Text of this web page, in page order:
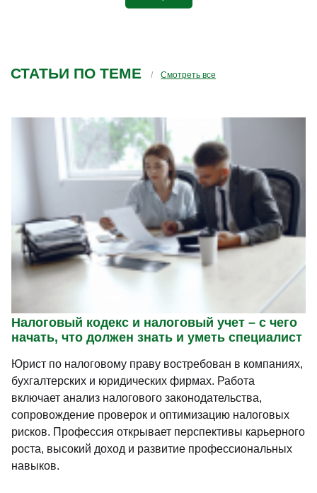
пределами специализации, то вы уж
было понятнее на примере)
СТАТЬИ ПО ТЕМЕ Смотреть все
Налоговый кодекс и налоговый учет – с чего
начать, что должен знать и уметь специалист
Юрист по налоговому праву востребован в компаниях,
бухгалтерских и юридических фирмах. Работа
включает анализ налогового законодательства,
сопровождение проверок и оптимизацию налоговых
рисков. Профессия открывает перспективы карьерного
роста, высокий доход и развитие профессиональных
навыков.